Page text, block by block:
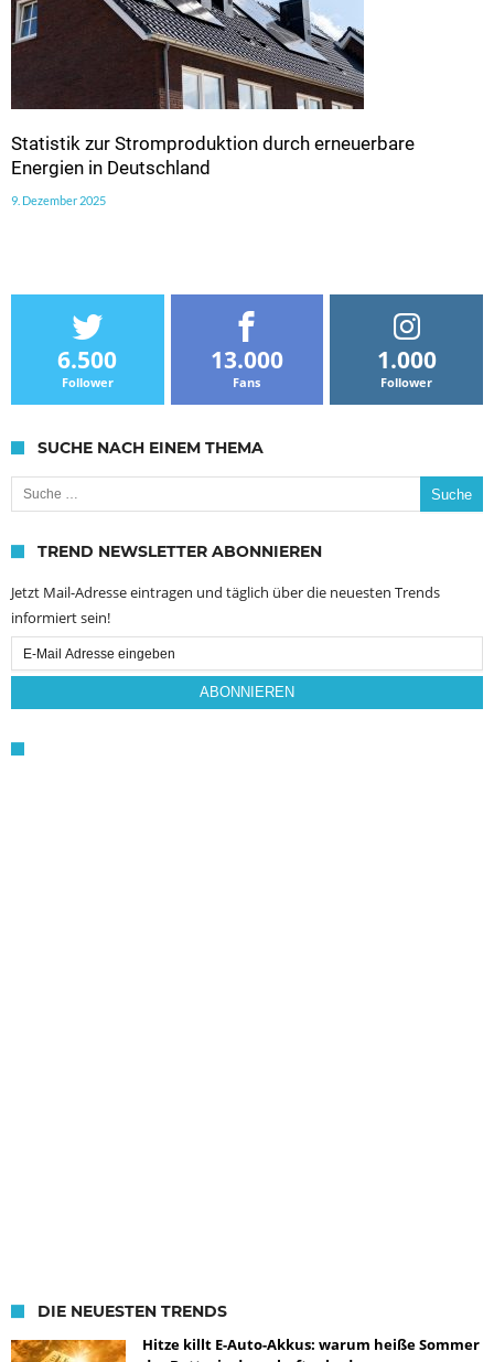
Statistik zur Stromproduktion durch erneuerbare
Energien in Deutschland
9. Dezember 2025
6.500
Follower
13.000
Fans
1.000
Follower
SUCHE NACH EINEM THEMA
Suche nach:
TREND NEWSLETTER ABONNIEREN
Jetzt Mail-Adresse eintragen und täglich über die neuesten Trends
informiert sein!
Email
Subscription
ABONNIEREN
DIE NEUESTEN TRENDS
Hitze killt E-Auto-Akkus: warum heiße Sommer